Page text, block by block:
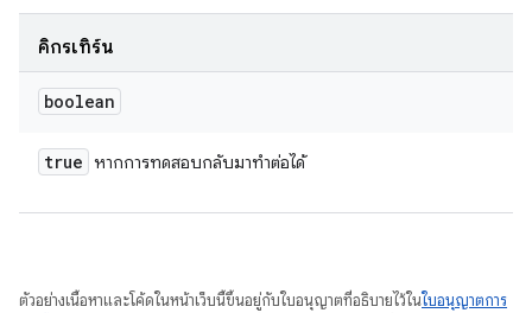
คิกรีเทิร์น
boolean
true หากการทดสอบกลับมาทําต่อได้
ตัวอย่างเนื้อหาและโค้ดในหน้าเว็บนี้ขึ้นอยู่กับใบอนุญาตที่อธิบายไว้ในใบอนุญาตการ